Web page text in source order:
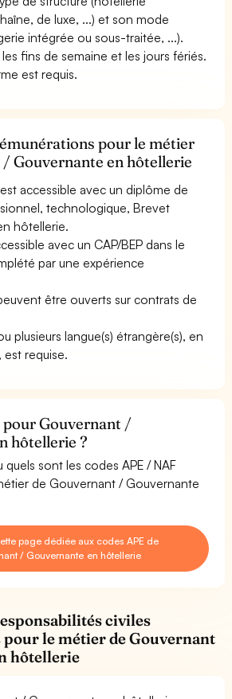
de luxe, ...) et son mode
intégrée ou sous-traitée, ...).
fins de semaine et les jours fériés.
est requis.
pour le métier
Gouvernante en hôtellerie
accessible avec un diplôme de
technologique, Brevet
hôtellerie.
avec un CAP/BEP dans le
par une expérience
être ouverts sur contrats de
plusieurs langue(s) étrangère(s), en
est requise.
pour Gouvernant /
hôtellerie ?
quels sont les codes APE / NAF
de Gouvernant / Gouvernante
page dédiée aux codes APE de
/ Gouvernante en hôtellerie
civiles
le métier de Gouvernant
hôtellerie